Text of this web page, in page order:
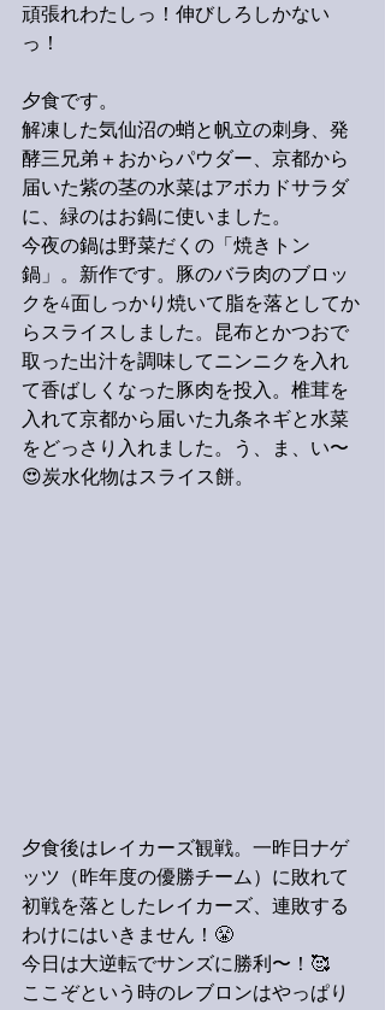
頑張れわたしっ！伸びしろしかない
っ！
夕食です。
解凍した気仙沼の蛸と帆立の刺身、発
酵三兄弟＋おからパウダー、京都から
届いた紫の茎の水菜はアボカドサラダ
に、緑のはお鍋に使いました。
今夜の鍋は野菜だくの「焼きトン
鍋」。新作です。豚のバラ肉のブロッ
クを4面しっかり焼いて脂を落としてか
らスライスしました。昆布とかつおで
取った出汁を調味してニンニクを入れ
て香ばしくなった豚肉を投入。椎茸を
入れて京都から届いた九条ネギと水菜
をどっさり入れました。う、ま、い〜
😍炭水化物はスライス餅。
夕食後はレイカーズ観戦。一昨日ナゲ
ッツ（昨年度の優勝チーム）に敗れて
初戦を落としたレイカーズ、連敗する
わけにはいきません！😤
今日は大逆転でサンズに勝利〜！🥰
ここぞという時のレブロンはやっぱり